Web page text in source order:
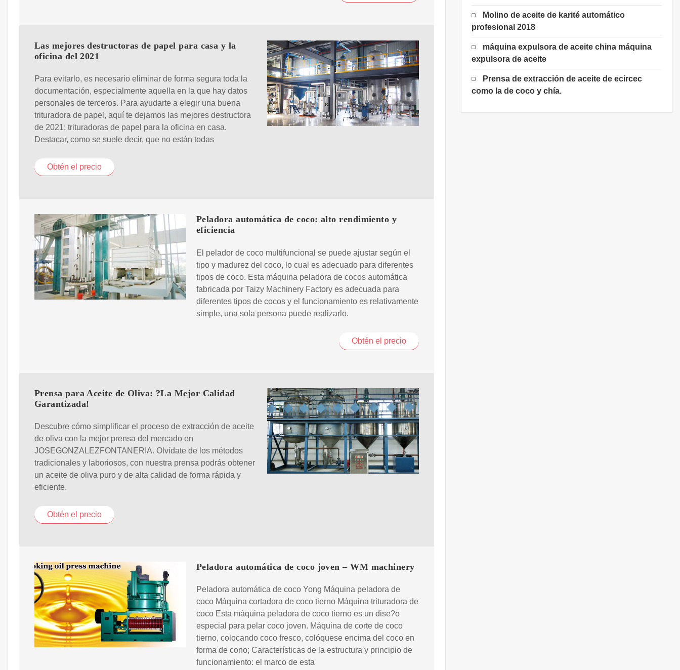
Las mejores destructoras de papel para casa y la
oficina del 2021
Para evitarlo, es necesario eliminar de forma segura toda la
documentación, especialmente aquella en la que hay datos
personales de terceros. Para ayudarte a elegir una buena
trituradora de papel, aquí te dejamos las mejores destructora
de 2021: trituradoras de papel para la oficina en casa.
Destacar, como se suele decir, que no están todas
Obtén el precio
Peladora automática de coco: alto rendimiento y
eficiencia
El pelador de coco multifuncional se puede ajustar según el
tipo y madurez del coco, lo cual es adecuado para diferentes
tipos de coco. Esta máquina peladora de cocos automática
fabricada por Taizy Machinery Factory es adecuada para
diferentes tipos de cocos y el funcionamiento es relativamente
simple, una sola persona puede realizarlo.
Obtén el precio
Prensa para Aceite de Oliva: ?La Mejor Calidad
Garantizada!
Descubre cómo simplificar el proceso de extracción de aceite
de oliva con la mejor prensa del mercado en
JOSEGONZALEZFONTANERIA. Olvídate de los métodos
tradicionales y laboriosos, con nuestra prensa podrás obtener
un aceite de oliva puro y de alta calidad de forma rápida y
eficiente.
Obtén el precio
Peladora automática de coco joven – WM machinery
Peladora automática de coco Yong Máquina peladora de
coco Máquina cortadora de coco tierno Máquina trituradora de
coco Esta máquina peladora de coco tierno es un dise?o
especial para pelar coco joven. Máquina de corte de coco
tierno, colocando coco fresco, colóquese encima del coco en
forma de cono; Características de la estructura y principio de
funcionamiento: el marco de esta
Molino de aceite de karité automático
profesional 2018
máquina expulsora de aceite china máquina
expulsora de aceite
Prensa de extracción de aceite de ecircec
como la de coco y chía.